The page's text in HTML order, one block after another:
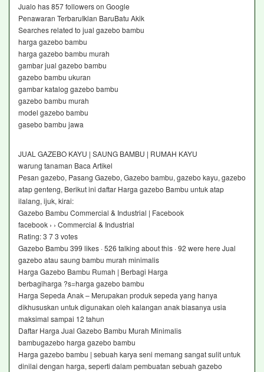
Jualo has 857 followers on Google
Penawaran TerbaruIklan BaruBatu Akik
Searches related to jual gazebo bambu
harga gazebo bambu
harga gazebo bambu murah
gambar jual gazebo bambu
gazebo bambu ukuran
gambar katalog gazebo bambu
gazebo bambu murah
model gazebo bambu
gasebo bambu jawa
JUAL GAZEBO KAYU | SAUNG BAMBU | RUMAH KAYU
warung tanaman Baca Artikel
Pesan gazebo, Pasang Gazebo, Gazebo bambu, gazebo kayu, gazebo
atap genteng, Berikut ini daftar Harga gazebo Bambu untuk atap
ilalang, ijuk, kirai:
Gazebo Bambu Commercial & Industrial | Facebook
facebook › › Commercial & Industrial
Rating: 3 7 ‎3 votes
Gazebo Bambu 399 likes · 526 talking about this · 92 were here Jual
gazebo atau saung bambu murah minimalis
Harga Gazebo Bambu Rumah | Berbagi Harga
berbagiharga ?s=harga gazebo bambu
Harga Sepeda Anak – Merupakan produk sepeda yang hanya
dikhususkan untuk digunakan oleh kalangan anak biasanya usia
maksimal sampai 12 tahun
Daftar Harga Jual Gazebo Bambu Murah Minimalis
bambugazebo harga gazebo bambu
Harga gazebo bambu | sebuah karya seni memang sangat sulit untuk
dinilai dengan harga, seperti dalam pembuatan sebuah gazebo